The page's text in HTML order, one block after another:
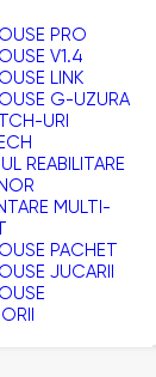
PRO
V1.4
LINK
G-UZURA
URI
REABILITARE
MULTI-
PACHET
JUCARII